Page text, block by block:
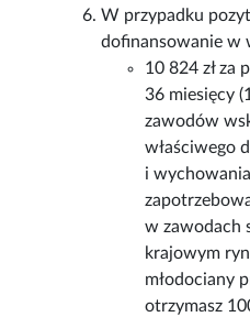
W przypadku
dofinansowanie w
10 824 zł za
36 miesięcy
zawodów
właściwego
i
w zawodach
krajowym
młodociany
otrzymasz